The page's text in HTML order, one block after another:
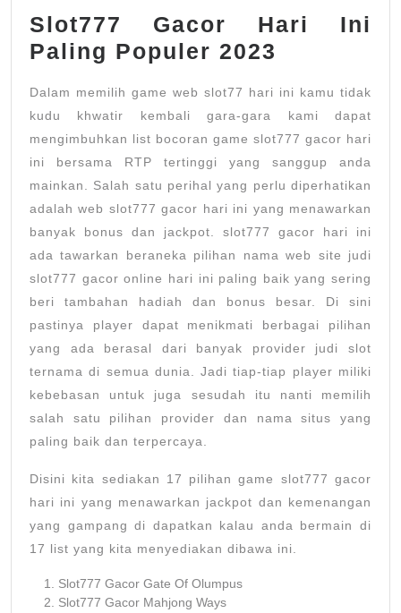
Slot777 Gacor Hari Ini
Paling Populer 2023
Dalam memilih game web slot77 hari ini kamu tidak
kudu khwatir kembali gara-gara kami dapat
mengimbuhkan list bocoran game slot777 gacor hari
ini bersama RTP tertinggi yang sanggup anda
mainkan. Salah satu perihal yang perlu diperhatikan
adalah web slot777 gacor hari ini yang menawarkan
banyak bonus dan jackpot. slot777 gacor hari ini
ada tawarkan beraneka pilihan nama web site judi
slot777 gacor online hari ini paling baik yang sering
beri tambahan hadiah dan bonus besar. Di sini
pastinya player dapat menikmati berbagai pilihan
yang ada berasal dari banyak provider judi slot
ternama di semua dunia. Jadi tiap-tiap player miliki
kebebasan untuk juga sesudah itu nanti memilih
salah satu pilihan provider dan nama situs yang
paling baik dan terpercaya.
Disini kita sediakan 17 pilihan game slot777 gacor
hari ini yang menawarkan jackpot dan kemenangan
yang gampang di dapatkan kalau anda bermain di
17 list yang kita menyediakan dibawa ini.
Slot777 Gacor Gate Of Olumpus
Slot777 Gacor Mahjong Ways